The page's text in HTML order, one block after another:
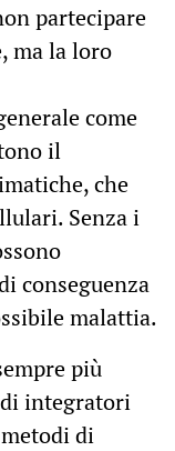
partecipare
ma la loro
come
il
che
Senza i
conseguenza
malattia.
più
integratori
di